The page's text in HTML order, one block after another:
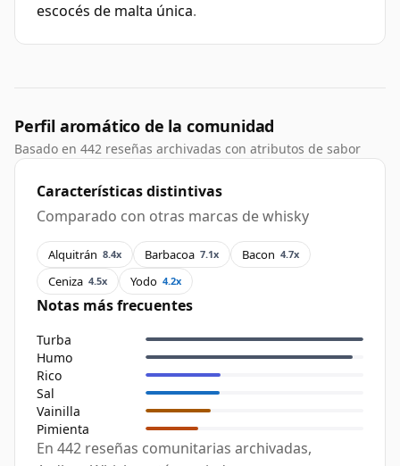
escocés de malta única.
Perfil aromático de la comunidad
Basado en 442 reseñas archivadas con atributos de sabor
Características distintivas
Comparado con otras marcas de whisky
Alquitrán 8.4x Barbacoa 7.1x Bacon 4.7x
Ceniza 4.5x Yodo 4.2x
Notas más frecuentes
Turba
Humo
Rico
Sal
Vainilla
Pimienta
En 442 reseñas comunitarias archivadas,